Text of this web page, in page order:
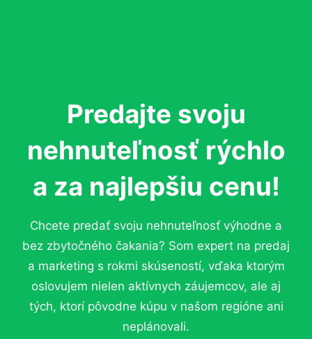
Predajte svoju
nehnuteľnosť rýchlo
a za najlepšiu cenu!
Chcete predať svoju nehnuteľnosť výhodne a
bez zbytočného čakania? Som expert na predaj
a marketing s rokmi skúseností, vďaka ktorým
oslovujem nielen aktívnych záujemcov, ale aj
tých, ktorí pôvodne kúpu v našom regióne ani
neplánovali.